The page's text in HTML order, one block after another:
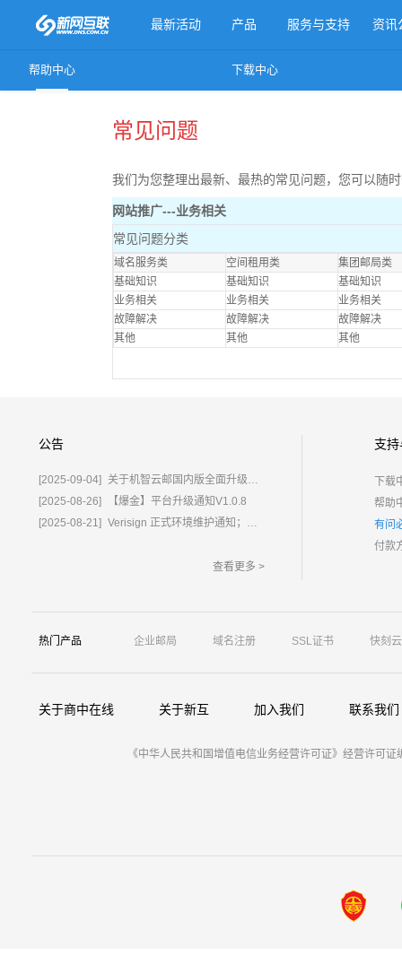
最新活动 产品 服务与支持 资讯
更多产品
帮助中心 下载中心
常见问题
我们为您整理出最新、最热的常见问题，您可以随
网站推广---业务相关
常见问题分类
域名服务类 空间租用类
集团邮局类
基础知识
基础知识
基础知识
业务相关
业务相关
业务相关
故障解决
故障解决
故障解决
其他
其他 其他
公告
[2025-09-04]
关于机智云邮国内版全面升级为%E2%80%9C鲸炫邮%E2%80%9D的通知
[2025-08-26]
【爆金】平台升级通知V1.0.8
[2025-08-21] Verisign 正式环境维护通知；含域名.com/.net
查看更多 >
支
下载
帮助
有问
付款
热门产品 企业邮局 域名注册 SSL证书 快刻云
关于商中在线 关于新互 加入我们 联系我们
《中华人民共和国增值电信业务经营许可证》经营许可